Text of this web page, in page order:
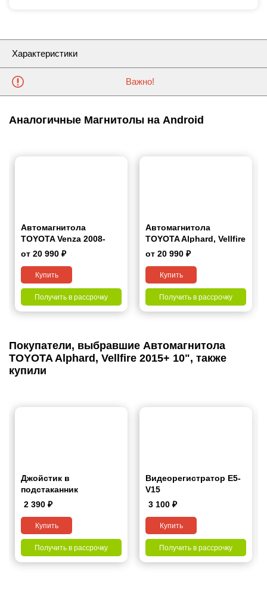
Характеристики
Важно!
Аналогичные Магнитолы на Android
Автомагнитола
TOYOTA Venza 2008-
2015 - 9.1 1/16 Simple 9"
от 20 990 ₽
Купить
Получить в рассрочку
Автомагнитола
TOYOTA Alphard, Vellfire
2015+ 7"
от 20 990 ₽
Купить
Получить в рассрочку
Покупатели, выбравшие Автомагнитола
TOYOTA Alphard, Vellfire 2015+ 10", также
купили
Джойстик в
подстаканник
2 390 ₽
Купить
Получить в рассрочку
Видеорегистратор E5-
V15
3 100 ₽
Купить
Получить в рассрочку